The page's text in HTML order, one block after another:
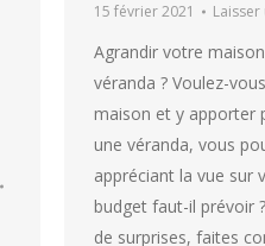
15 février 2021
Agrandir votre
véranda ? Voulez-
maison et y apporter
une véranda, vous
appréciant la vue sur
budget faut-il prévoir
de surprises, faites